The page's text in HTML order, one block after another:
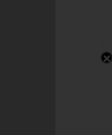
×